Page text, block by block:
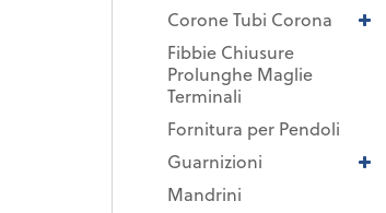
Corone Tubi Corona
Fibbie Chiusure
Prolunghe Maglie
Terminali
Fornitura per Pendoli
Guarnizioni
Mandrini